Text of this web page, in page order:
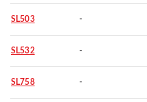
SL503 -
SL532 -
SL758 -